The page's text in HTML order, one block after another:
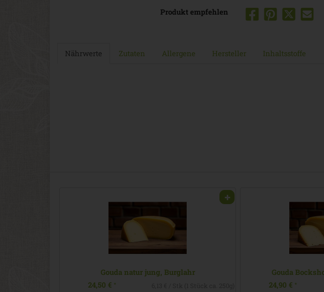
Produkt empfehlen
Nährwerte Zutaten Allergene Hersteller Inhaltsstoffe
6,13 € / Stk (1 Stück ca. 250g)
Gouda Bockshorn jung, Burglahr
4,98 € / Stk (1 Stück ca. 200g)